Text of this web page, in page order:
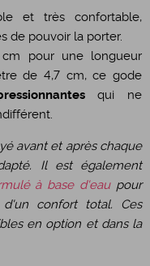
et très confortable,
de pouvoir la porter.
pour une longueur
de 4,7 cm, ce gode
qui ne
avant et après chaque
Il est également
à base d'eaupour
confort total. Ces
en option et dans la